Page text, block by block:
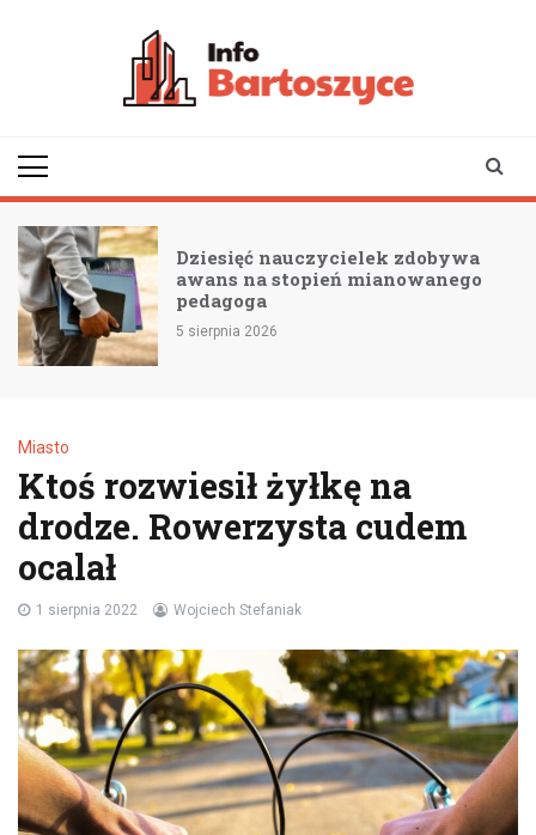
Dziesięć nauczycielek zdobywa
awans na stopień mianowanego
pedagoga
5 sierpnia 2026
Miasto
Ktoś rozwiesił żyłkę na
drodze. Rowerzysta cudem
ocalał
1 sierpnia 2022 Wojciech Stefaniak